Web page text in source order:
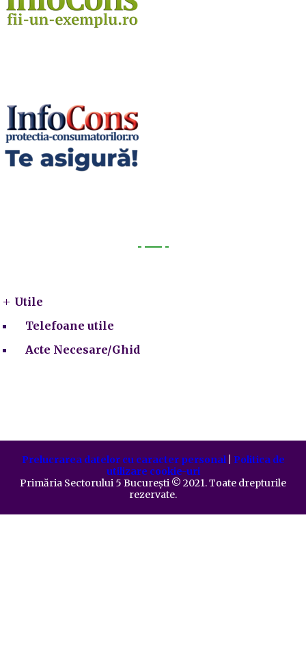
Utile
Telefoane utile
Acte Necesare/Ghid
Prelucrarea datelor cu caracter personal| Politica de
utilizare cookie-uri
Primăria Sectorului 5 București ©️ 2021. Toate drepturile
rezervate.